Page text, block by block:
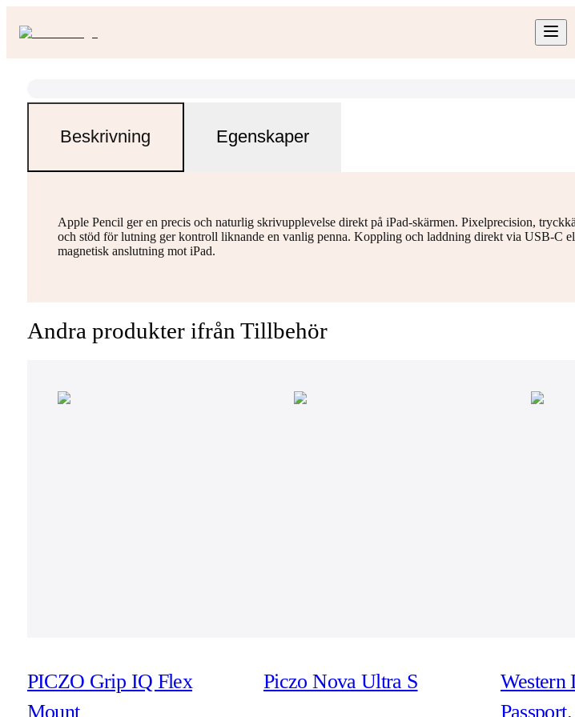
Beskrivning Egenskaper
Apple Pencil ger en precis och naturlig skrivupplevelse direkt på iPad-skärmen. Pixelprecision,
och stöd för lutning ger kontroll liknande en vanlig penna. Koppling och laddning direkt via USB-C
magnetisk anslutning mot iPad.
Andra produkter ifrån Tillbehör
PICZO Grip IQ Flex
Mount
Piczo Nova Ultra S
Western
Passport